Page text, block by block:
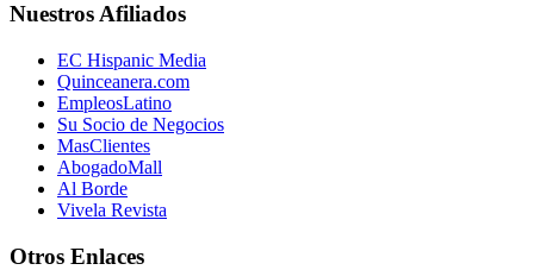
Nuestros Afiliados
EC Hispanic Media
Quinceanera.com
EmpleosLatino
Su Socio de Negocios
MasClientes
AbogadoMall
Al Borde
Vivela Revista
Otros Enlaces